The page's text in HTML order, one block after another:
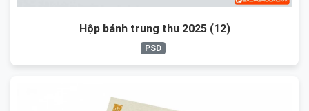
Hộp bánh trung thu 2025 (12)
PSD